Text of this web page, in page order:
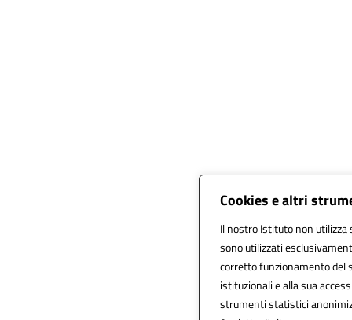
Cookies e altri
Il nostro Istituto non
sono utilizzati
corretto funzionamento del
istituzionali e alla sua
strumenti statistici